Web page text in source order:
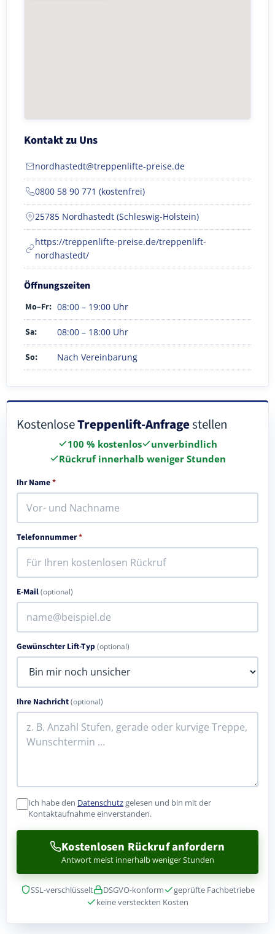
Kontakt zu Uns
nordhastedt@treppenlifte-preise.de
0800 58 90 771 (kostenfrei)
25785 Nordhastedt (Schleswig-Holstein)
https://treppenlifte-preise.de/treppenlift-
nordhastedt/
Öffnungszeiten
Mo–Fr: 08:00 – 19:00 Uhr
Sa: 08:00 – 18:00 Uhr
So: Nach Vereinbarung
KostenloseTreppenlift-Anfragestellen
100 % kostenlos
unverbindlich
Rückruf innerhalb weniger Stunden
Ihr Name*
Telefonnummer*
E-Mail(optional)
Gewünschter Lift-Typ(optional)
Ihre Nachricht(optional)
Ich habe den Datenschutzgelesen und bin mit der
Kontaktaufnahme einverstanden.
Kostenlosen Rückruf anfordern
Antwort meist innerhalb weniger Stunden
SSL-verschlüsselt DSGVO-konform
geprüfte Fachbetriebe
keine versteckten Kosten